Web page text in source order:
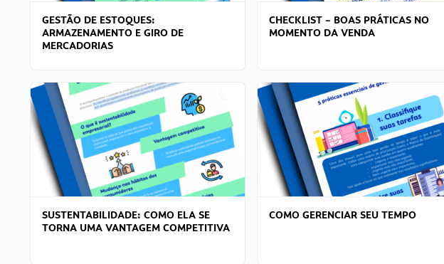
GESTÃO DE ESTOQUES:
ARMAZENAMENTO E GIRO DE
MERCADORIAS
CHECKLIST – BOAS PRÁTICAS NO
MOMENTO DA VENDA
SUSTENTABILIDADE: COMO ELA SE
TORNA UMA VANTAGEM COMPETITIVA
COMO GERENCIAR SEU TEMPO